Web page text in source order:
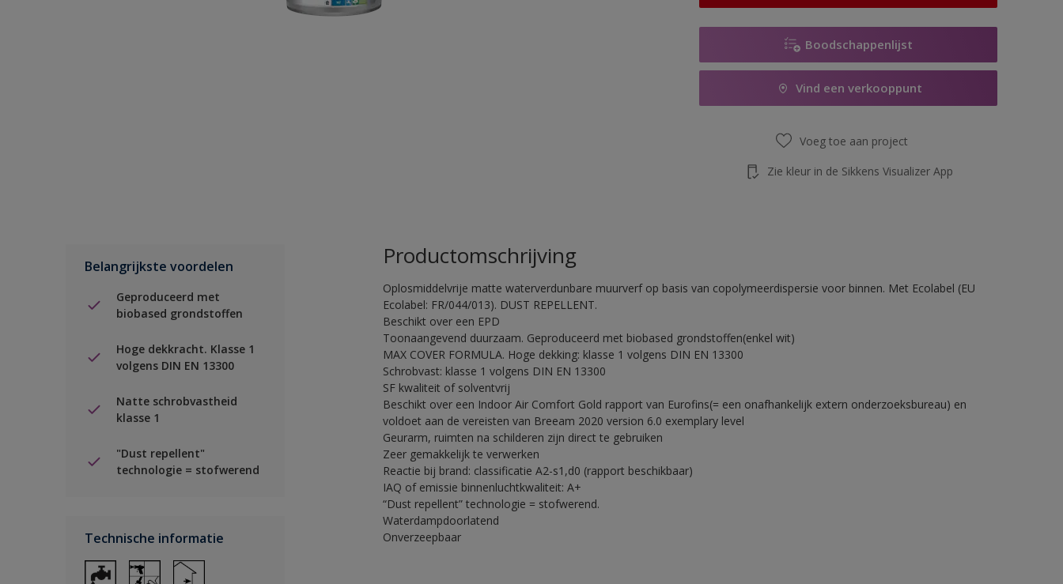
Boodschappenlijst
Vind een verkooppunt
Voeg toe aan project
Zie kleur in de Sikkens Visualizer App
Belangrijkste voordelen
Geproduceerd met
biobased grondstoffen
Hoge dekkracht. Klasse 1
volgens DIN EN 13300
Natte schrobvastheid
klasse 1
"Dust repellent"
technologie = stofwerend
Technische informatie
Productomschrijving
Oplosmiddelvrije matte waterverdunbare muurverf op basis van copolymeerdispersie voor binnen. Met Ecolabel (EU
Ecolabel: FR/044/013). DUST REPELLENT.
Beschikt over een EPD
Toonaangevend duurzaam. Geproduceerd met biobased grondstoffen(enkel wit)
MAX COVER FORMULA. Hoge dekking: klasse 1 volgens DIN EN 13300
Schrobvast: klasse 1 volgens DIN EN 13300
SF kwaliteit of solventvrij
Beschikt over een Indoor Air Comfort Gold rapport van Eurofins(= een onafhankelijk extern onderzoeksbureau) en
voldoet aan de vereisten van Breeam 2020 version 6.0 exemplary level
Geurarm, ruimten na schilderen zijn direct te gebruiken
Zeer gemakkelijk te verwerken
Reactie bij brand: classificatie A2-s1,d0 (rapport beschikbaar)
IAQ of emissie binnenluchtkwaliteit: A+
“Dust repellent” technologie = stofwerend.
Waterdampdoorlatend
Onverzeepbaar